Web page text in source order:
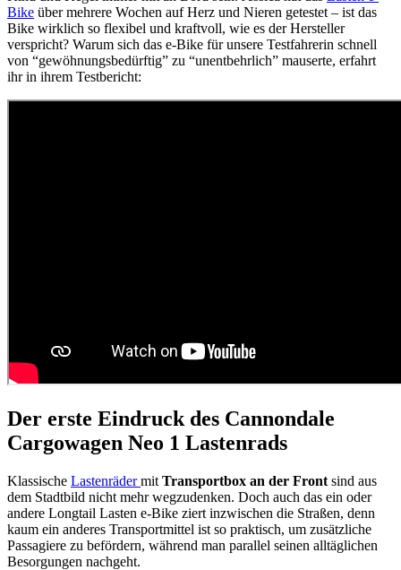
Bike über mehrere Wochen auf Herz und Nieren getestet – ist das
Bike wirklich so flexibel und kraftvoll, wie es der Hersteller
verspricht? Warum sich das e-Bike für unsere Testfahrerin schnell
von “gewöhnungsbedürftig” zu “unentbehrlich” mauserte, erfahrt
ihr in ihrem Testbericht:
Der erste Eindruck des Cannondale
Cargowagen Neo 1 Lastenrads
Klassische Lastenrädermit Transportbox an der Front sind aus
dem Stadtbild nicht mehr wegzudenken. Doch auch das ein oder
andere Longtail Lasten e-Bike ziert inzwischen die Straßen, denn
kaum ein anderes Transportmittel ist so praktisch, um zusätzliche
Passagiere zu befördern, während man parallel seinen alltäglichen
Besorgungen nachgeht.